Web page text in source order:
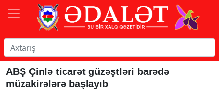
ABŞ Çinlə ticarət güzəştləri barədə
müzakirələrə başlayıb